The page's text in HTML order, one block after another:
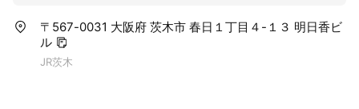
〒567-0031 大阪府 茨木市 春日１丁目４-１３ 明日香ビ
ル
JR茨木